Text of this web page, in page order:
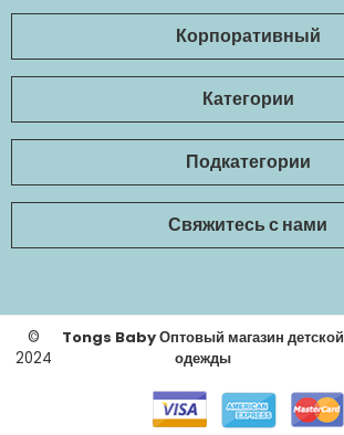
Корпоративный
Категории
Подкатегории
Свяжитесь с нами
©
2024
Tongs Baby Оптовый магазин детской
одежды